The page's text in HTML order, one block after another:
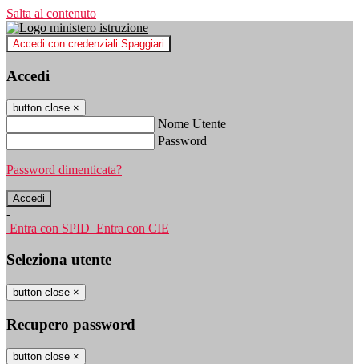
Salta al contenuto
Accedi con credenziali Spaggiari
Accedi
button close ×
Nome Utente
Password
Password dimenticata?
-
Entra con SPID Entra con CIE
Seleziona utente
button close ×
Recupero password
button close ×